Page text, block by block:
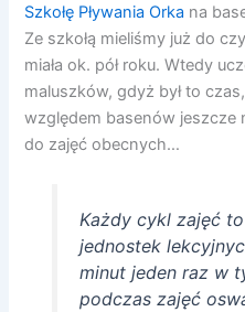
Szkołę Pływania Orka na
Ze szkołą mieliśmy już do
miała ok. pół roku. Wtedy
maluszków, gdyż był to
względem basenów jeszcze
do zajęć obecnych…
Każdy cykl zajęć
jednostek
minut jeden raz w
podczas zajęć